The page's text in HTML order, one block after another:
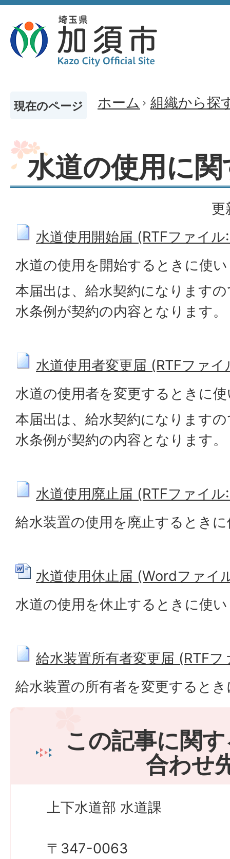
現在のページ ホーム 組織から探
水道の使用に
更
水道使用開始届 (RTFファイ
水道の使用を開始するときに使
本届出は、給水契約になります
水条例が契約の内容となります。
水道使用者変更届 (RTFファ
水道の使用者を変更するときに
本届出は、給水契約になります
水条例が契約の内容となります。
水道使用廃止届 (RTFファイル
給水装置の使用を廃止するとき
水道使用休止届 (Wordファイ
水道の使用を休止するときに使
給水装置所有者変更届 (RTF
給水装置の所有者を変更すると
この記事に関
合わせ
上下水道部 水道課
〒347-0063